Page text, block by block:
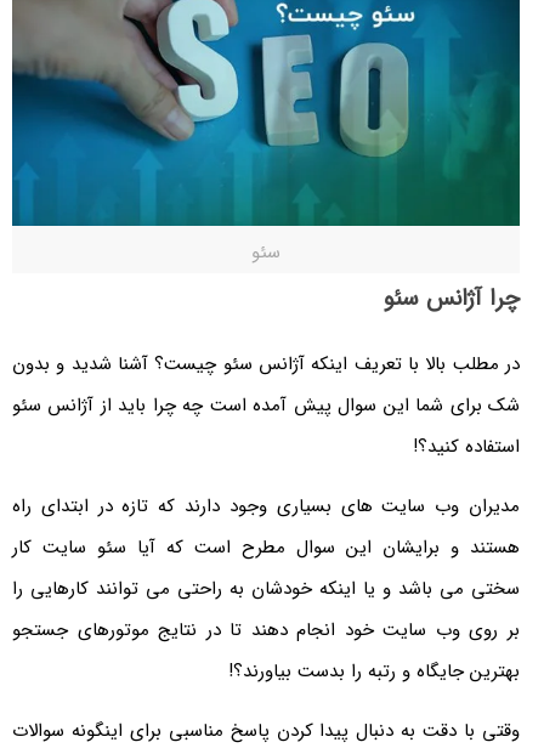
سئو
چرا آژانس سئو
در مطلب بالا با تعریف اینکه آژانس سئو چیست؟ آشنا شدید و بدون
شک برای شما این سوال پیش آمده است چه چرا باید از آژانس سئو
استفاده کنید؟!
مدیران وب سایت های بسیاری وجود دارند که تازه در ابتدای راه
هستند و برایشان این سوال مطرح است که آیا سئو سایت کار
سختی می باشد و یا اینکه خودشان به راحتی می توانند کارهایی را
بر روی وب سایت خود انجام دهند تا در نتایج موتورهای جستجو
بهترین جایگاه و رتبه را بدست بیاورند؟!
وقتی با دقت به دنبال پیدا کردن پاسخ مناسبی برای اینگونه سوالات